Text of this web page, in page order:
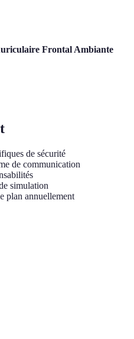
Frontal Ambiante
de sécurité
de communication
simulation
plan annuellement